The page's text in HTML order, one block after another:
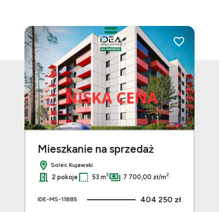
Dodaj do ulubionych Dodaj do
Mieszkanie na sprzedaż
Solec Kujawski
2 pokoje 53 m2 7 700,00 zł/m2
IDE-MS-11885 404 250 zł